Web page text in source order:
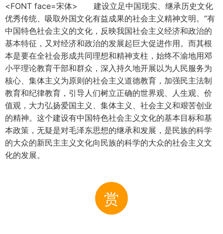
<FONT face=宋体> 建设立足中国现实、继承历史文化
优秀传统、吸取外国文化有益成果的社会主义精神文明。“有
中国特色社会主义的文化，反映我国社会主义经济和政治的
基本特征，又对经济和政治的发展起巨大促进作用。而其根
本是要在全社会形成共同理想和精神支柱，始终不渝地用邓
小平理论教育干部和群众，深入持久地开展以为人民服务为
核心、集体主义为原则的社会主义道德教育，加强民主法制
教育和纪律教育，引导人们树立正确的世界观、人生观、价
值观，大力弘扬爱国主义、集体主义、社会主义和艰苦创业
的精神。这个建设有中国特色社会主义文化的基本目标和基
本政策，无疑是对毛泽东思想的继承和发展，是民族的科学
的大众的新民主主义文化向民族的科学的大众的社会主义文
化的发展。
赏